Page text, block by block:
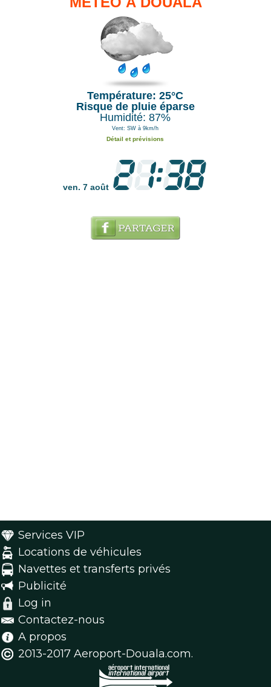
Température: 25°C
Risque de pluie éparse
Humidité: 87%
Vent: SW à 9km/h
Détail et prévisions
ven. 7 août
Services VIP
Locations de véhicules
Navettes et transferts privés
Publicité
Log in
Contactez-nous
A propos
2013-2017 Aeroport-Douala.com.